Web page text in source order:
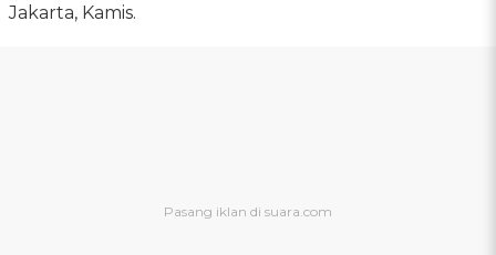
Jakarta, Kamis.